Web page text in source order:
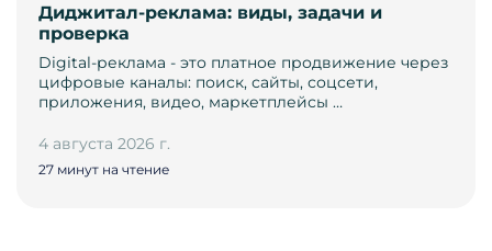
Диджитал-реклама: виды, задачи и
проверка
Digital-реклама - это платное продвижение через
цифровые каналы: поиск, сайты, соцсети,
приложения, видео, маркетплейсы …
4 августа 2026 г.
27 минут на чтение